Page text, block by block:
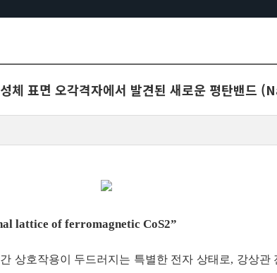
체 표면 오각격자에서 발견된 새로운 평탄밴
lattice of ferromagnetic CoS2”
상호작용이 두드러지는 특별한 전자 상태로, 강상